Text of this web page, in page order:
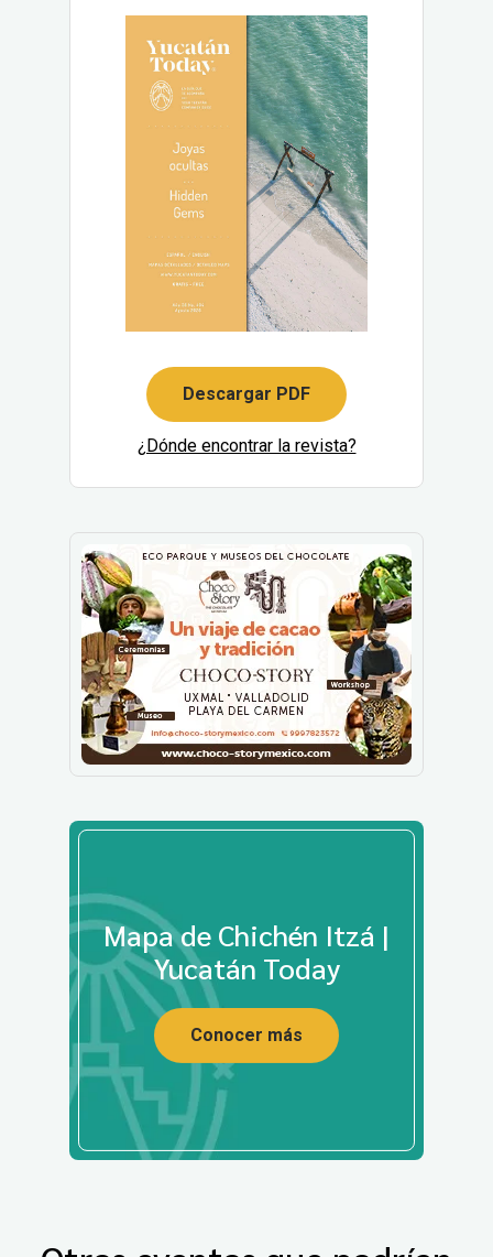
Descargar PDF
¿Dónde encontrar la revista?
Mapa de Chichén Itzá |
Yucatán Today
Conocer más